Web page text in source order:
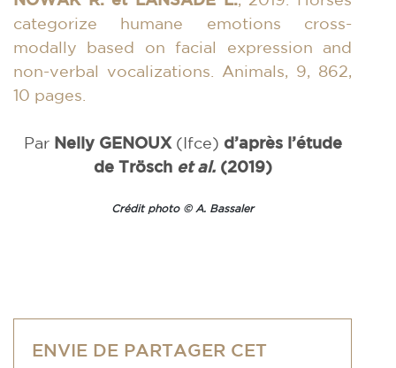
categorize humane emotions cross-
modally based on facial expression and
non-verbal vocalizations. Animals, 9, 862,
10 pages.
Par Nelly GENOUX(Ifce) d’après l’étude
de Trösch et al.(2019)
Crédit photo © A. Bassaler
ENVIE DE PARTAGER CET